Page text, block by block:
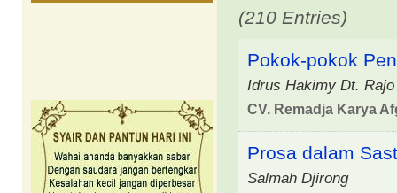
(210 Entries)
Pokok-pokok
Idrus Hakimy Dt.
CV. Remadja Karya
Prosa dalam
Salmah Djirong